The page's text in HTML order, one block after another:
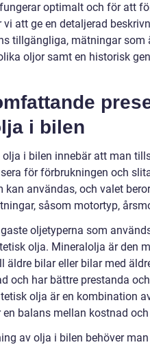
optimalt och för att
vi att ge en detaljerad
tillgängliga, mätningar
oljor samt en historisk
i bilen
olja i bilen innebär att man
för förbrukningen och
kan användas, och valet
såsom motortyp,
oljetyperna som
olja. Mineralolja är den
äldre bilar eller bilar med
och har bättre prestanda
olja är en kombination
en balans mellan kostnad
av olja i bilen behöver